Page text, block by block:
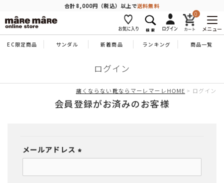
合計8,000円（税込）以上で送料無料
0
メニュー
EC限定商品 サンダル 新着商品 ランキング 商品一覧
ログイン
痛くならない靴ならマーレマーレHOME ログイン
会員登録がお済みのお客様
メールアドレス
須)
商品を探す
特徴